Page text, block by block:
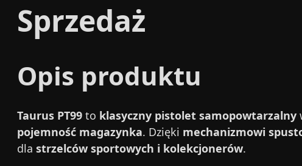
Sprzedaż
Opis produktu
Taurus PT99 to klasyczny pistolet samopowtarzalny
pojemność magazynka. Dzięki mechanizmowi
dla strzelców sportowych i kolekcjonerów.